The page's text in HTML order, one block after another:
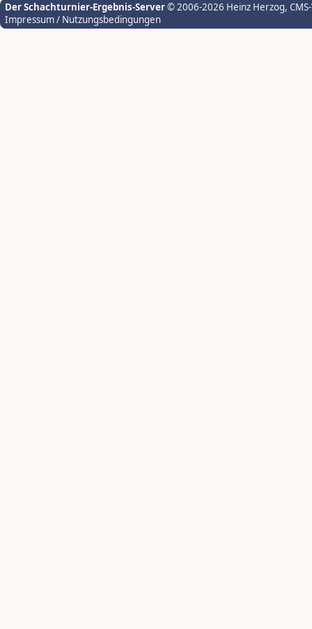
Der Schachturnier-Ergebnis-Server© 2006-2026 Heinz Herzog,
Impressum / Nutzungsbedingungen